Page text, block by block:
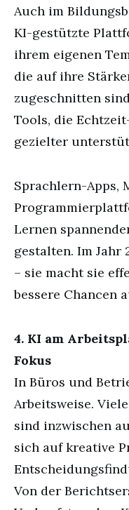
Auch im
KI-gestützte
ihrem eigenen
die auf ihre
zugeschnitten
Tools, die
gezielter
Sprachlern-Apps,
Lernen
gestalten. Im Jahr
– sie macht sie
bessere Chancen
4. KI am
Fokus
In Büros und
Arbeitsweise.
sind inzwischen
sich auf kreative
Von der